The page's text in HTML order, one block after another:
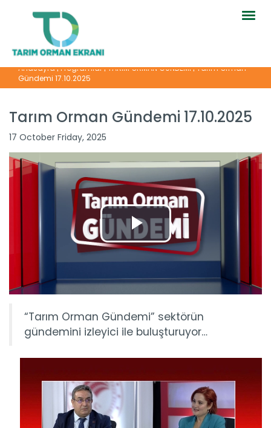
Anasayfa|Programlar|TARIM ORMAN GÜNDEMİ|Tarım Orman
Gündemi 17.10.2025
Tarım Orman Gündemi 17.10.2025
17 October Friday, 2025
“Tarım Orman Gündemi” sektörün
gündemini izleyici ile buluşturuyor…